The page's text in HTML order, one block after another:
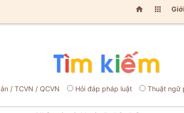
 
/ TCVN / QCVN Hỏi đáp pháp luật Thuật ngữ